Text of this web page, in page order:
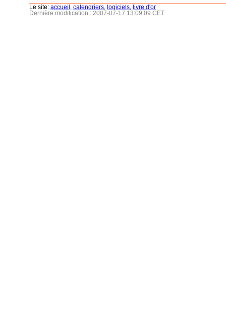
Le site: accueil calendriers logiciels
livre d'or
Dernière modification : 2007-07-17 13:09:09 CET